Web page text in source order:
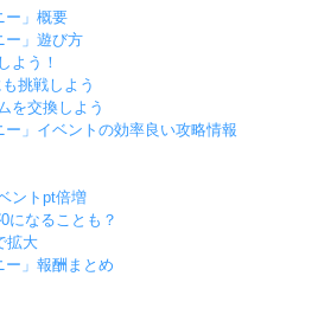
ー」概要
ー」遊び方
よう！
挑戦しよう
を交換しよう
ー」イベントの効率良い攻略情報
ントpt倍増
になることも？
拡大
ー」報酬まとめ